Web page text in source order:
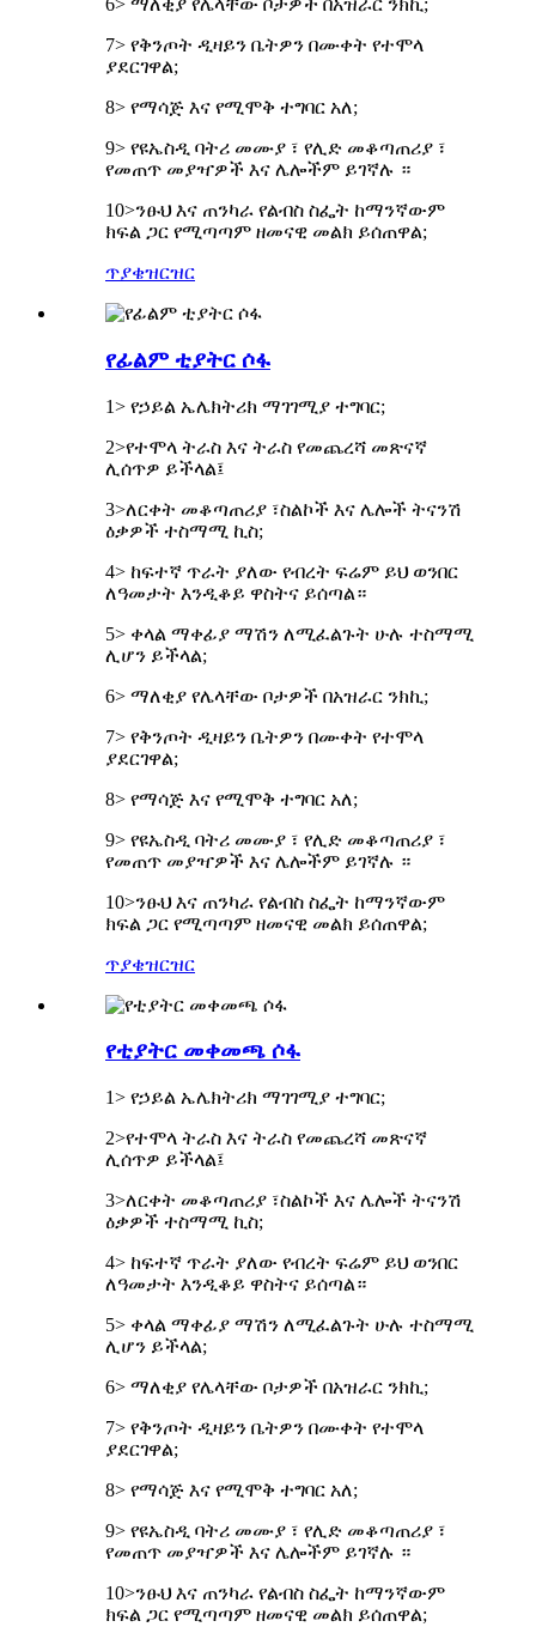
6> ማለቂያ የሌላቸው ቦታዎች በአዝራር ንክኪ;
7> የቅንጦት ዲዛይን ቤትዎን በሙቀት የተሞላ
ያደርገዋል;
8> የማሳጅ እና የሚሞቅ ተግባር አለ;
9> የዩኤስዲ ባትሪ መሙያ ፣ የሊድ መቆጣጠሪያ ፣
የመጠጥ መያዣዎች እና ሌሎችም ይገኛሉ ።
10>ንፁህ እና ጠንካራ የልብስ ስፌት ከማንኛውም
ክፍል ጋር የሚጣጣም ዘመናዊ መልክ ይሰጠዋል;
ጥያቄዝርዝር
የፊልም ቲያትር ሶፋ
1> የኃይል ኤሌክትሪክ ማገገሚያ ተግባር;
2>የተሞላ ትራስ እና ትራስ የመጨረሻ መጽናኛ
ሊሰጥዎ ይችላል፤
3>ለርቀት መቆጣጠሪያ ፣ስልኮች እና ሌሎች ትናንሽ
ዕቃዎች ተስማሚ ኪስ;
4> ከፍተኛ ጥራት ያለው የብረት ፍሬም ይህ ወንበር
ለዓመታት እንዲቆይ ዋስትና ይሰጣል።
5> ቀላል ማቀፊያ ማሽን ለሚፈልጉት ሁሉ ተስማሚ
ሊሆን ይችላል;
6> ማለቂያ የሌላቸው ቦታዎች በአዝራር ንክኪ;
7> የቅንጦት ዲዛይን ቤትዎን በሙቀት የተሞላ
ያደርገዋል;
8> የማሳጅ እና የሚሞቅ ተግባር አለ;
9> የዩኤስዲ ባትሪ መሙያ ፣ የሊድ መቆጣጠሪያ ፣
የመጠጥ መያዣዎች እና ሌሎችም ይገኛሉ ።
10>ንፁህ እና ጠንካራ የልብስ ስፌት ከማንኛውም
ክፍል ጋር የሚጣጣም ዘመናዊ መልክ ይሰጠዋል;
ጥያቄዝርዝር
የቲያትር መቀመጫ ሶፋ
1> የኃይል ኤሌክትሪክ ማገገሚያ ተግባር;
2>የተሞላ ትራስ እና ትራስ የመጨረሻ መጽናኛ
ሊሰጥዎ ይችላል፤
3>ለርቀት መቆጣጠሪያ ፣ስልኮች እና ሌሎች ትናንሽ
ዕቃዎች ተስማሚ ኪስ;
4> ከፍተኛ ጥራት ያለው የብረት ፍሬም ይህ ወንበር
ለዓመታት እንዲቆይ ዋስትና ይሰጣል።
5> ቀላል ማቀፊያ ማሽን ለሚፈልጉት ሁሉ ተስማሚ
ሊሆን ይችላል;
6> ማለቂያ የሌላቸው ቦታዎች በአዝራር ንክኪ;
7> የቅንጦት ዲዛይን ቤትዎን በሙቀት የተሞላ
ያደርገዋል;
8> የማሳጅ እና የሚሞቅ ተግባር አለ;
9> የዩኤስዲ ባትሪ መሙያ ፣ የሊድ መቆጣጠሪያ ፣
የመጠጥ መያዣዎች እና ሌሎችም ይገኛሉ ።
10>ንፁህ እና ጠንካራ የልብስ ስፌት ከማንኛውም
ክፍል ጋር የሚጣጣም ዘመናዊ መልክ ይሰጠዋል;